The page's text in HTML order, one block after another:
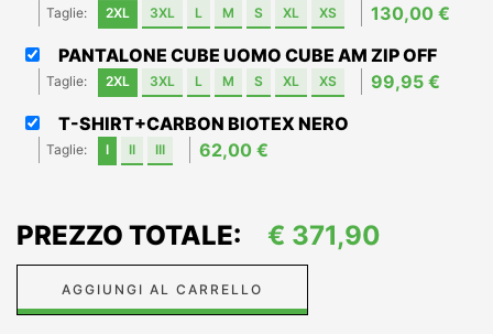
Taglie: 2XL 3XL L M S XL XS
130,00 €
PANTALONE CUBE UOMO CUBE AM ZIP OFF
Taglie: 2XL 3XL L M S XL XS
99,95 €
T-SHIRT+CARBON BIOTEX NERO
Taglie: I II III 62,00 €
PREZZO TOTALE: € 371,90
AGGIUNGI AL CARRELLO